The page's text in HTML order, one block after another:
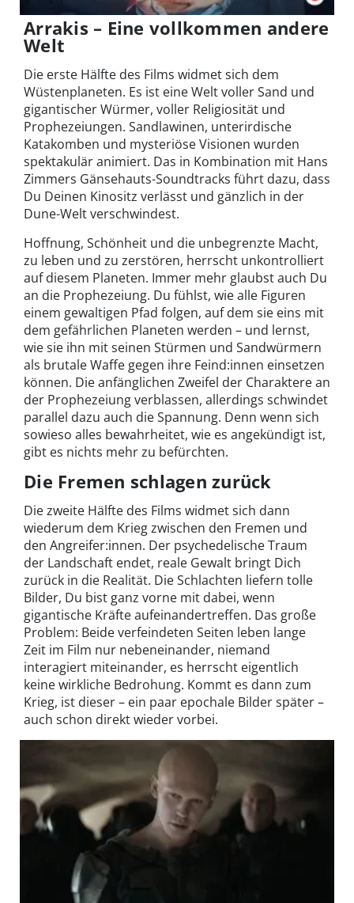
Arrakis – Eine vollkommen andere
Welt
Die erste Hälfte des Films widmet sich dem
Wüstenplaneten. Es ist eine Welt voller Sand und
gigantischer Würmer, voller Religiosität und
Prophezeiungen. Sandlawinen, unterirdische
Katakomben und mysteriöse Visionen wurden
spektakulär animiert. Das in Kombination mit Hans
Zimmers Gänsehauts-Soundtracks führt dazu, dass
Du Deinen Kinositz verlässt und gänzlich in der
Dune-Welt verschwindest.
Hoffnung, Schönheit und die unbegrenzte Macht,
zu leben und zu zerstören, herrscht unkontrolliert
auf diesem Planeten. Immer mehr glaubst auch Du
an die Prophezeiung. Du fühlst, wie alle Figuren
einem gewaltigen Pfad folgen, auf dem sie eins mit
dem gefährlichen Planeten werden – und lernst,
wie sie ihn mit seinen Stürmen und Sandwürmern
als brutale Waffe gegen ihre Feind:innen einsetzen
können. Die anfänglichen Zweifel der Charaktere an
der Prophezeiung verblassen, allerdings schwindet
parallel dazu auch die Spannung. Denn wenn sich
sowieso alles bewahrheitet, wie es angekündigt ist,
gibt es nichts mehr zu befürchten.
Die Fremen schlagen zurück
Die zweite Hälfte des Films widmet sich dann
wiederum dem Krieg zwischen den Fremen und
den Angreifer:innen. Der psychedelische Traum
der Landschaft endet, reale Gewalt bringt Dich
zurück in die Realität. Die Schlachten liefern tolle
Bilder, Du bist ganz vorne mit dabei, wenn
gigantische Kräfte aufeinandertreffen. Das große
Problem: Beide verfeindeten Seiten leben lange
Zeit im Film nur nebeneinander, niemand
interagiert miteinander, es herrscht eigentlich
keine wirkliche Bedrohung. Kommt es dann zum
Krieg, ist dieser – ein paar epochale Bilder später –
auch schon direkt wieder vorbei.